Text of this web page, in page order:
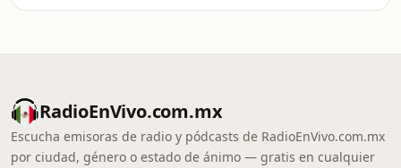
RadioEnVivo.com.mx
Escucha emisoras de radio y pódcasts de RadioEnVivo.com.mx
por ciudad, género o estado de ánimo — gratis en cualquier